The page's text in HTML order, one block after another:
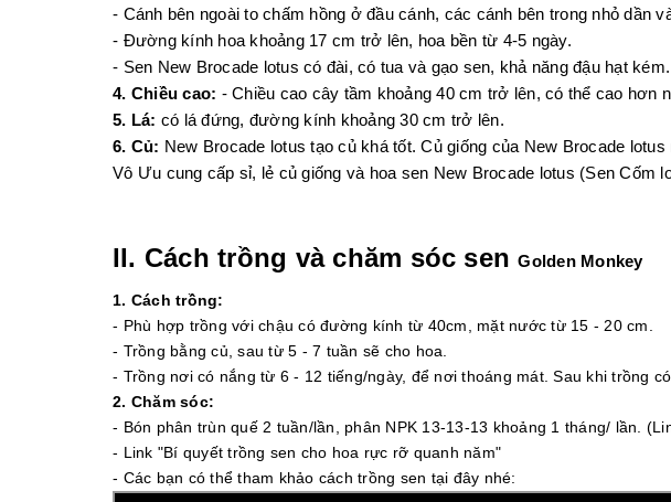
- Cánh bên ngoài to chấm hồng ở đầu cánh, các cánh bên trong nhỏ dần
- Đường kính hoa khoảng 17 cm trở lên, hoa bền từ 4-5 ngày.
- Sen New Brocade lotus có đài, có tua và gạo sen, khả năng đậu hạt kém.
4. Chiều cao: - Chiều cao cây tầm khoảng 40 cm trở lên, có thể cao hơn
5. Lá: có lá đứng, đường kính khoảng 30 cm trở lên.
6. Củ: New Brocade lotus tạo củ khá tốt. Củ giống của New Brocade
Vô Ưu cung cấp sỉ, lẻ củ giống và hoa sen New Brocade lotus (Sen Cốm
II. Cách trồng và chăm sóc senGolden Monkey
1. Cách trồng:
- Phù hợp trồng với chậu có đường kính từ 40cm, mặt nước từ 15 - 20 cm.
- Trồng bằng củ, sau từ 5 - 7 tuần sẽ cho hoa.
- Trồng nơi có nắng từ 6 - 12 tiếng/ngày, để nơi thoáng mát. Sau khi trồng
2. Chăm sóc:
- Bón phân trùn quế 2 tuần/lần, phân NPK 13-13-13 khoảng 1 tháng/ lần. (
- Link "Bí quyết trồng sen cho hoa rực rỡ quanh năm"
- Các bạn có thể tham khảo cách trồng sen tại đây nhé: